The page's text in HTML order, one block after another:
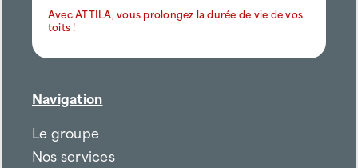
Avec ATTILA, vous prolongez la durée de vie de vos
toits !
Navigation
Le groupe
Nos services